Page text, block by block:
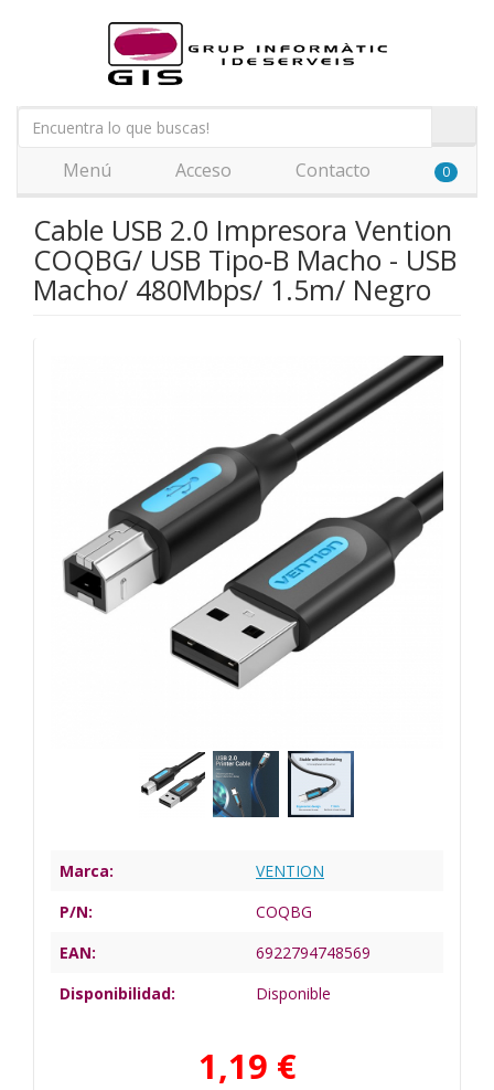
Menú Acceso Contacto 0
Cable USB 2.0 Impresora Vention
COQBG/ USB Tipo-B Macho - USB
Macho/ 480Mbps/ 1.5m/ Negro
Marca:
VENTION
P/N:
COQBG
EAN:
6922794748569
Disponibilidad:
Disponible
1,19 €